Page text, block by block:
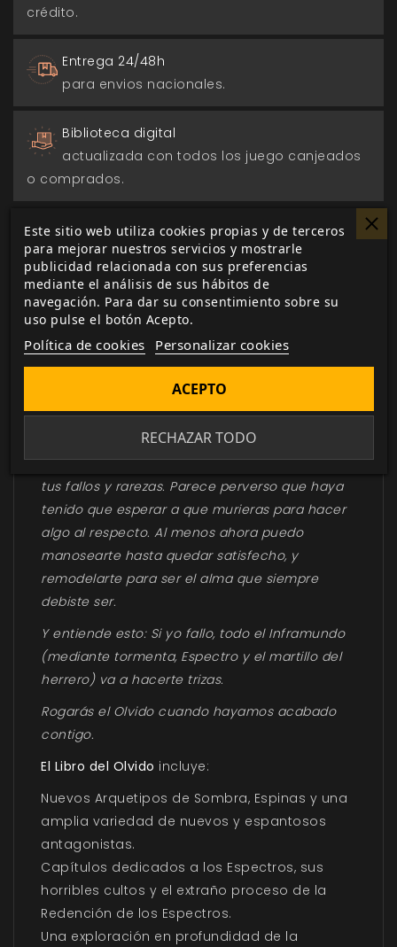
crédito.
Entrega 24/48h
para envios nacionales.
Biblioteca digital
actualizada con todos los juego canjeados
o comprados.
DESCRIPCIÓN
El horror no se detiene sólo porque estés
muerto, amigo mío. Se podría decir que apenas
acaba de comenzar.
Demonios, llevo viviendo en tu cabeza los años
suficientes para conocer cada una de tus
necesidades, las cosas que te ponen nervioso,
tus fallos y rarezas. Parece perverso que haya
tenido que esperar a que murieras para hacer
algo al respecto. Al menos ahora puedo
manosearte hasta quedar satisfecho, y
remodelarte para ser el alma que siempre
debiste ser.
Y entiende esto: Si yo fallo, todo el Inframundo
(mediante tormenta, Espectro y el martillo del
herrero) va a hacerte trizas.
Rogarás el Olvido cuando hayamos acabado
contigo.
El Libro del Olvido incluye:
Nuevos Arquetipos de Sombra, Espinas y una
amplia variedad de nuevos y espantosos
antagonistas.
Capítulos dedicados a los Espectros, sus
horribles cultos y el extraño proceso de la
Redención de los Espectros.
Una exploración en profundidad de la
Este sitio web utiliza cookies propias y de terceros
para mejorar nuestros servicios y mostrarle
publicidad relacionada con sus preferencias
mediante el análisis de sus hábitos de
navegación. Para dar su consentimiento sobre su
uso pulse el botón Acepto.
Política de cookies Personalizar cookies
RECHAZAR TODO
ACEPTO